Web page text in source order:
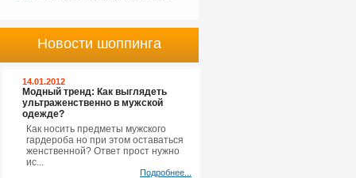
Новости шоппинга
14.01.2012
Модный тренд: Как выглядеть
ультраженственно в мужской
одежде?
Как носить предметы мужского
гардероба но при этом оставаться
женственной? Ответ прост нужно
ис...
Подробнее...